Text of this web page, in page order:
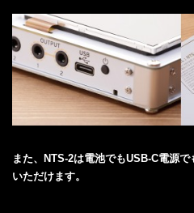
また、NTS-2は電池でもUSB-C電源
いただけます。